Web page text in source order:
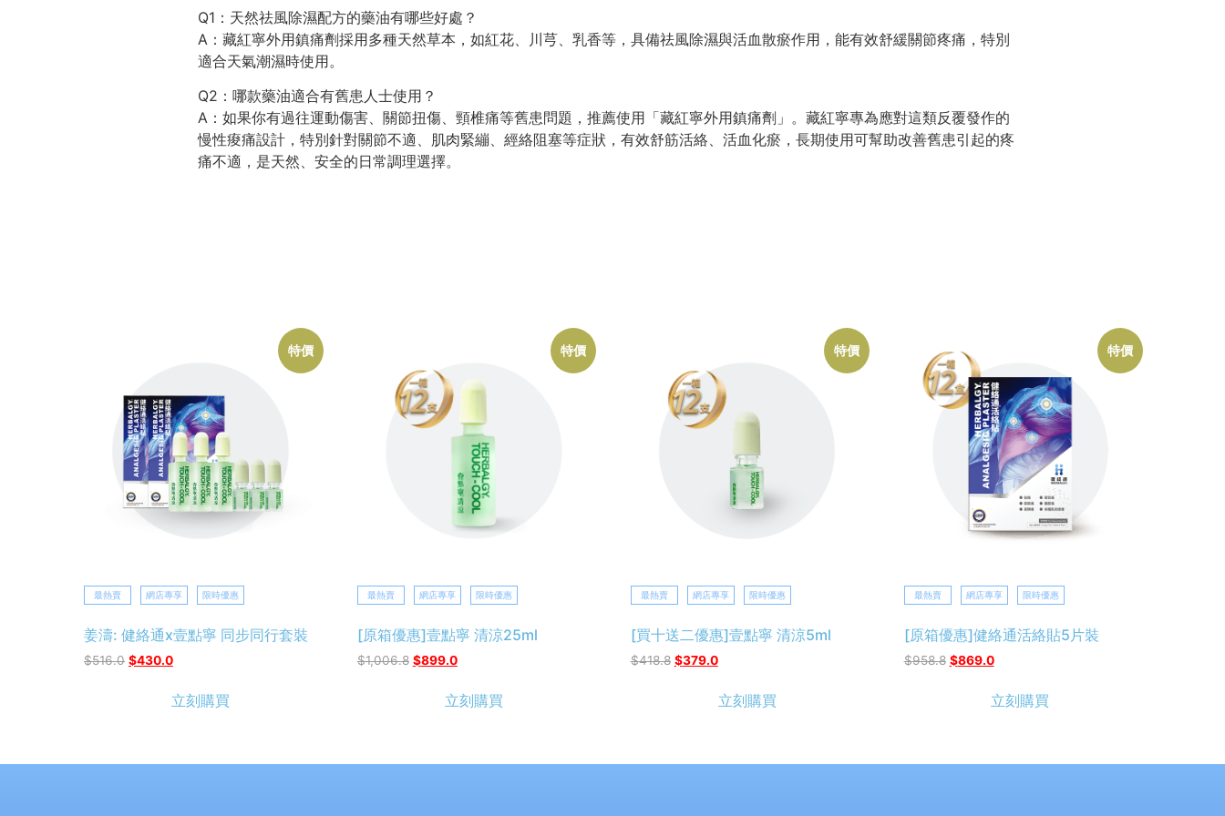
Q1：天然祛風除濕配方的藥油有哪些好處？
A：藏紅寧外用鎮痛劑採用多種天然草本，如紅花、川芎、乳香等，具備祛風除濕與活血散瘀作用，能有效舒緩關節疼痛，特別
適合天氣潮濕時使用。
Q2：哪款藥油適合有舊患人士使用？
A：如果你有過往運動傷害、關節扭傷、頸椎痛等舊患問題，推薦使用「藏紅寧外用鎮痛劑」。藏紅寧專為應對這類反覆發作的
慢性痠痛設計，特別針對關節不適、肌肉緊繃、經絡阻塞等症狀，有效舒筋活絡、活血化瘀，長期使用可幫助改善舊患引起的疼
痛不適，是天然、安全的日常調理選擇。
特價
最熱賣 網店專享 限時優惠
姜濤: 健絡通x壹點寧 同步同行套裝
$516.0 $430.0
立刻購買
特價
最熱賣 網店專享 限時優惠
[原箱優惠]壹點寧 清涼25ml
$1,006.8 $899.0
立刻購買
特價
最熱賣 網店專享 限時優惠
[買十送二優惠]壹點寧 清涼5ml
$418.8 $379.0
立刻購買
特價
最熱賣 網店專享 限時優惠
[原箱優惠]健絡通活絡貼5片裝
$958.8 $869.0
立刻購買